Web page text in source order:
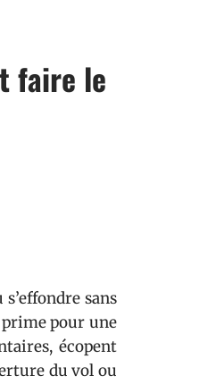
faire le
sans
pour une
écopent
du vol ou